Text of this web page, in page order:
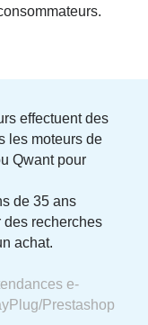
effectuent des
les moteurs de
Qwant pour
de 35 ans
des recherches
achat.
e-
Prestashop